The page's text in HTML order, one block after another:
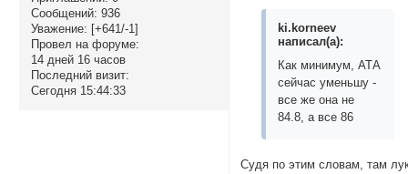
Сообщений: 936
Уважение: [+641/-1]
Провел на форуме:
14 дней 16 часов
Последний визит:
Сегодня 15:44:33
ki.korneev
написал(а):
Как минимум, АТА
сейчас уменьшу -
все же она не
84.8, а все 86
Судя по этим словам, там